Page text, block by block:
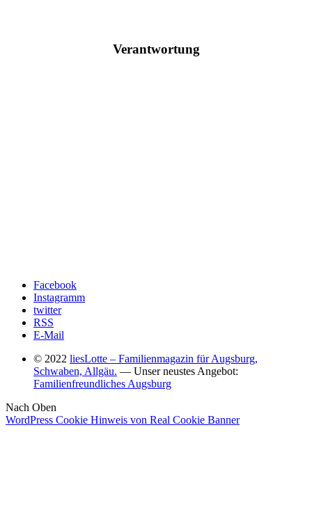
Verantwortung
Facebook
Instagramm
twitter
RSS
E-Mail
© 2022 liesLotte – Familienmagazin für Augsburg,
Schwaben, Allgäu. — Unser neustes Angebot:
Familienfreundliches Augsburg
Nach Oben
WordPress Cookie Hinweis von Real Cookie Banner